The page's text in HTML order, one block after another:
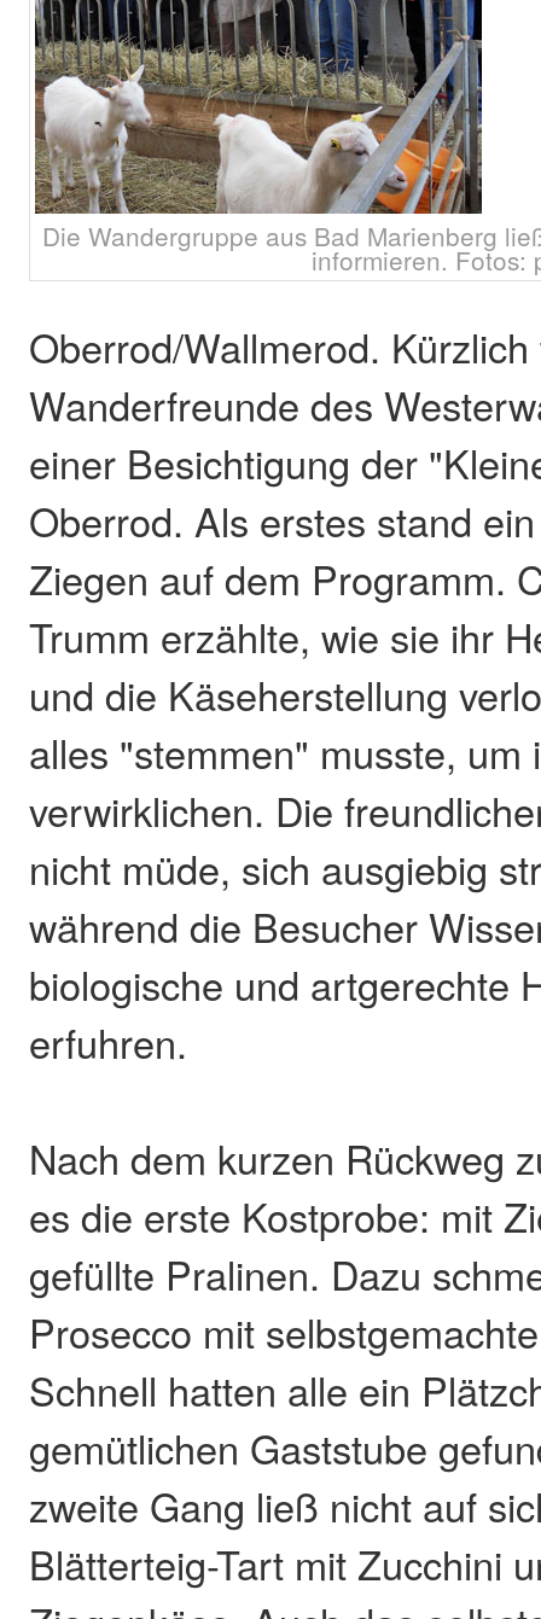
Die Wandergruppe aus Bad Marienberg
informieren. Fotos:
Oberrod/Wallmerod.
Wanderfreunde des
einer Besichtigung der
Oberrod. Als erstes stand
Ziegen auf dem Programm.
Trumm erzählte, wie sie ihr
und die Käseherstellung
alles "stemmen" musste, um
verwirklichen. Die
nicht müde, sich ausgiebig
während die Besucher
biologische und artgerechte
erfuhren.
Nach dem kurzen Rückweg
es die erste Kostprobe: mit
gefüllte Pralinen. Dazu
Prosecco mit
Schnell hatten alle ein
gemütlichen Gaststube
zweite Gang ließ nicht auf
Blätterteig-Tart mit Zucchini